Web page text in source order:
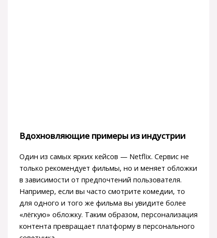
Вдохновляющие примеры из индустрии
Один из самых ярких кейсов — Netflix. Сервис не
только рекомендует фильмы, но и меняет обложки
в зависимости от предпочтений пользователя.
Например, если вы часто смотрите комедии, то
для одного и того же фильма вы увидите более
«лёгкую» обложку. Таким образом, персонализация
контента превращает платформу в персонального